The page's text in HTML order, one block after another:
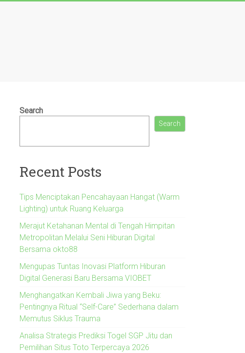
Search
Search
Recent Posts
Tips Menciptakan Pencahayaan Hangat (Warm
Lighting) untuk Ruang Keluarga
Merajut Ketahanan Mental di Tengah Himpitan
Metropolitan Melalui Seni Hiburan Digital
Bersama okto88
Mengupas Tuntas Inovasi Platform Hiburan
Digital Generasi Baru Bersama VIOBET
Menghangatkan Kembali Jiwa yang Beku:
Pentingnya Ritual “Self-Care” Sederhana dalam
Memutus Siklus Trauma
Analisa Strategis Prediksi Togel SGP Jitu dan
Pemilihan Situs Toto Terpercaya 2026